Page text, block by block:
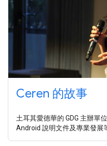
Ceren 的故事
土耳其愛德華的 GDG 主辦單
Android 說明文件及專業發展